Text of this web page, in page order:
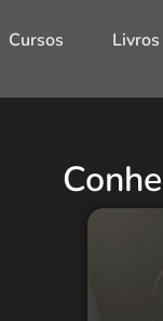
Cursos Livros